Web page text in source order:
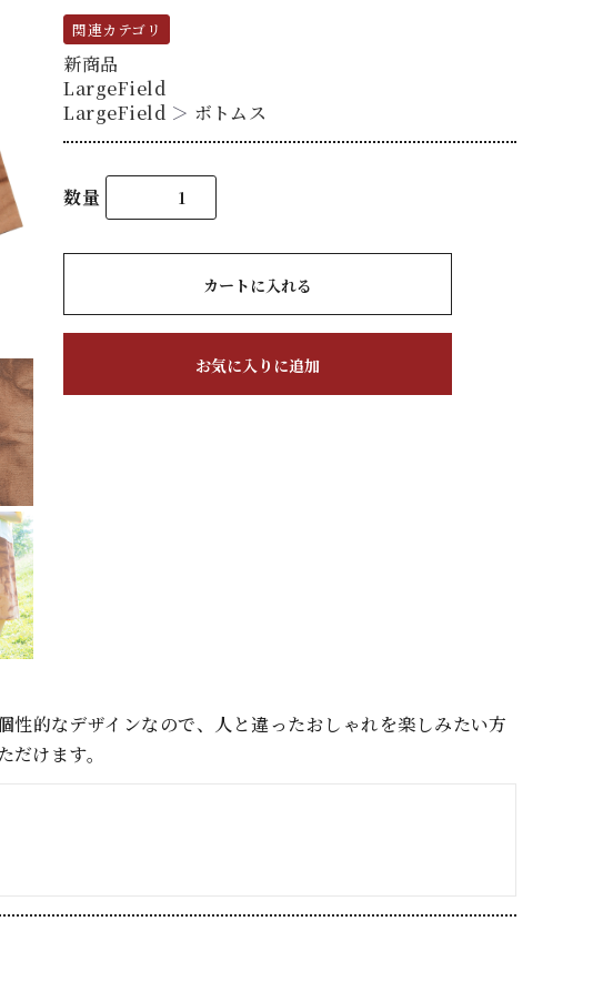
関連カテゴリ
新商品
LargeField
LargeField ＞ ボトムス
数量
カートに入れる
お気に入りに追加
的なデザインなので、人と違ったおしゃれを楽しみたい方
けます。